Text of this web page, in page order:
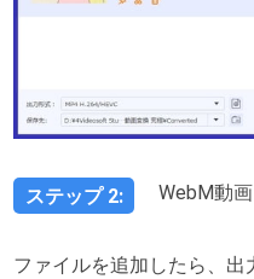
ステップ 2: WebM動
ファイルを追加したら、出